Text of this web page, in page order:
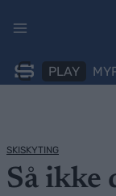
PLAY
SKISKYTING
Så ikke